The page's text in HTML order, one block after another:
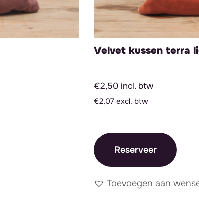
Velvet kussen terra
€2,50 incl. btw
€2,07 excl. btw
Reserveer
Toevoegen aan